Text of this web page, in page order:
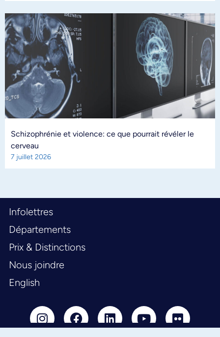
Schizophrénie et violence: ce que pourrait révéler le
cerveau
7 juillet 2026
Infolettres
Départements
Prix & Distinctions
Nous joindre
English